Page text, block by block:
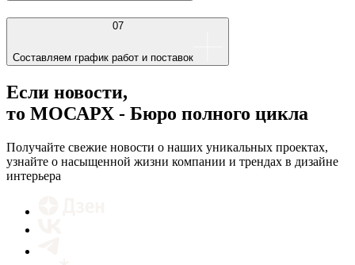
07
Составляем график работ и поставок
Если новости,
то МОСАРХ - Бюро полного цикла
Получайте свежие новости о наших уникальных проектах,
узнайте о насыщенной жизни компании и трендах в дизайне
интерьера